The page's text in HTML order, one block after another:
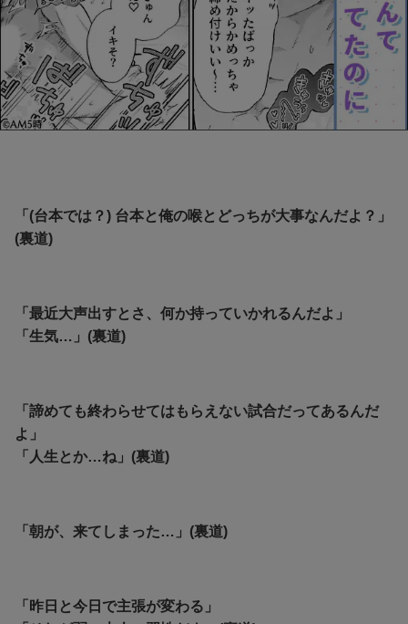
「(台本では？) 台本と俺の喉とどっちが大事なんだよ？」
(裏道)
「最近大声出すとさ、何か持っていかれるんだよ」
「生気…」(裏道)
「諦めても終わらせてはもらえない試合だってあるんだ
よ」
「人生とか…ね」(裏道)
「朝が、来てしまった…」(裏道)
「昨日と今日で主張が変わる」